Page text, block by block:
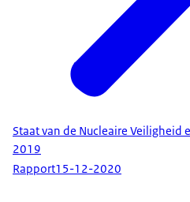
Staat van de Nucleaire Veiligheid
2019
Rapport15-12-2020